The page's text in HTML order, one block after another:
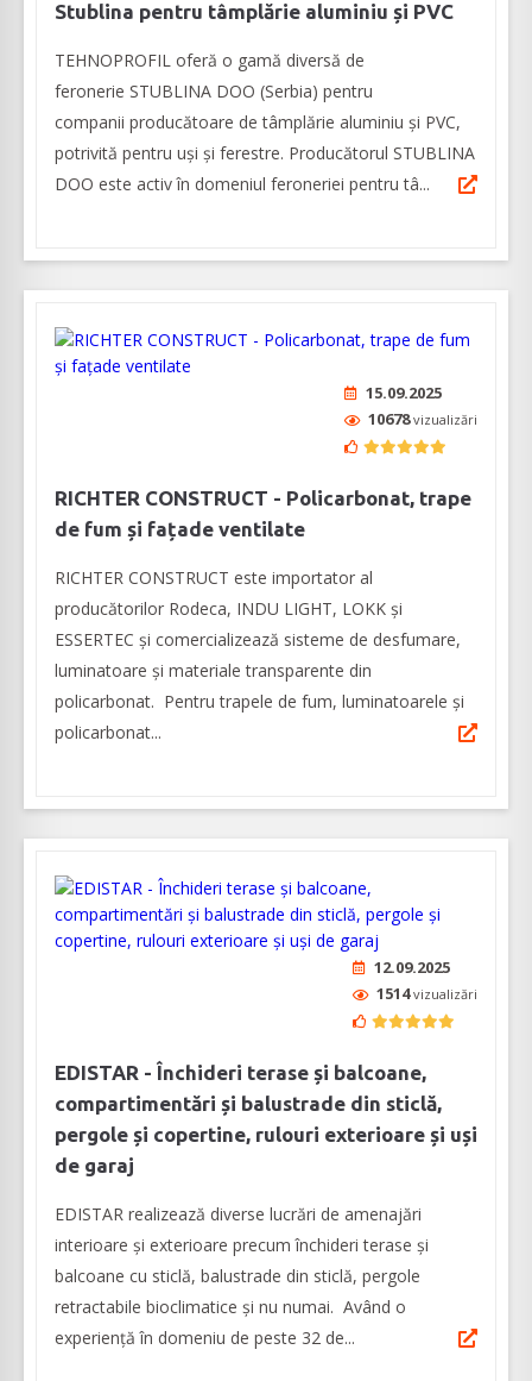
Stublina pentru tâmplărie aluminiu și PVC
TEHNOPROFIL oferă o gamă diversă de
feronerie STUBLINA DOO (Serbia) pentru
companii producătoare de tâmplărie aluminiu şi PVC,
potrivită pentru uşi şi ferestre. Producătorul STUBLINA
DOO este activ în domeniul feroneriei pentru tâ...
15.09.2025
10678vizualizări
RICHTER CONSTRUCT - Policarbonat, trape
de fum și fațade ventilate
RICHTER CONSTRUCT este importator al
producătorilor Rodeca, INDU LIGHT, LOKK și
ESSERTEC şi comercializează sisteme de desfumare,
luminatoare şi materiale transparente din
policarbonat. Pentru trapele de fum, luminatoarele şi
policarbonat...
12.09.2025
1514vizualizări
EDISTAR - Închideri terase și balcoane,
compartimentări și balustrade din sticlă,
pergole și copertine, rulouri exterioare și uși
de garaj
EDISTAR realizează diverse lucrări de amenajări
interioare şi exterioare precum închideri terase şi
balcoane cu sticlă, balustrade din sticlă, pergole
retractabile bioclimatice şi nu numai. Având o
experienţă în domeniu de peste 32 de...